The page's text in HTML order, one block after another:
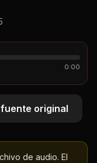
0:00
original
de audio. El